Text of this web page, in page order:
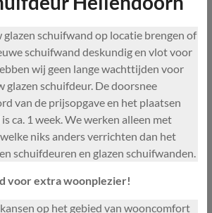
glazen schuifwand op locatie brengen of
schuifwand deskundig en vlot voor
wij geen lange wachttijden voor
glazen schuifdeur. De doorsnee
van de prijsopgave en het plaatsen
ca. 1 week. We werken alleen met
niks anders verrichten dan het
schuifdeuren en glazen schuifwanden.
voor extra woonplezier!
op het gebied van wooncomfort